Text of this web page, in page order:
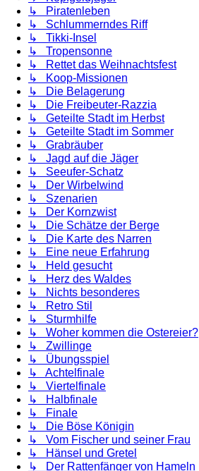
↳ Piratenleben
↳ Schlummerndes Riff
↳ Tikki-Insel
↳ Tropensonne
↳ Rettet das Weihnachtsfest
↳ Koop-Missionen
↳ Die Belagerung
↳ Die Freibeuter-Razzia
↳ Geteilte Stadt im Herbst
↳ Geteilte Stadt im Sommer
↳ Grabräuber
↳ Jagd auf die Jäger
↳ Seeufer-Schatz
↳ Der Wirbelwind
↳ Szenarien
↳ Der Kornzwist
↳ Die Schätze der Berge
↳ Die Karte des Narren
↳ Eine neue Erfahrung
↳ Held gesucht
↳ Herz des Waldes
↳ Nichts besonderes
↳ Retro Stil
↳ Sturmhilfe
↳ Woher kommen die Ostereier?
↳ Zwillinge
↳ Übungsspiel
↳ Achtelfinale
↳ Viertelfinale
↳ Halbfinale
↳ Finale
↳ Die Böse Königin
↳ Vom Fischer und seiner Frau
↳ Hänsel und Gretel
↳ Der Rattenfänger von Hameln